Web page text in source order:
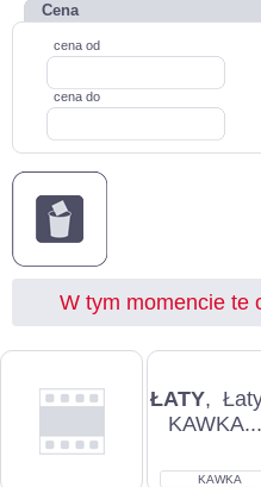
Cena
cena od
cena do
W tym momencie te
ŁATY,
KAWKA...
KAWKA